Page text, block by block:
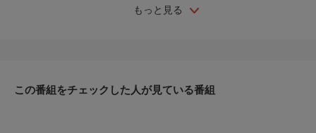
もっと見る
この番組をチェックした人が見ている番組